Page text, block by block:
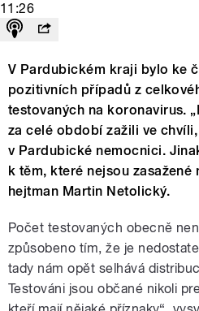
11:26
V Pardubickém kraji bylo ke
pozitivních případů z
testovaných na koronavirus.
za celé období zažili ve
v Pardubické nemocnici.
k těm, které nejsou zasažené
hejtman Martin Netolický.
Počet testovaných obecně
způsobeno tím, že je
tady nám opět selhává
Testováni jsou občané nikoli